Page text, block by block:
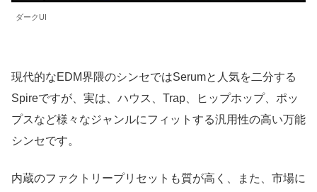
ダークUI
現代的なEDM界隈のシンセではSerumと人気を二分する
Spireですが、実は、ハウス、Trap、ヒップホップ、ポッ
プスなど様々なジャンルにフィットする汎用性の高い万能
シンセです。
内蔵のファクトリープリセットも質が高く、また、市場に